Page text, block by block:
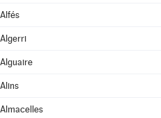
Alfés
Algerri
Alguaire
Alins
Almacelles